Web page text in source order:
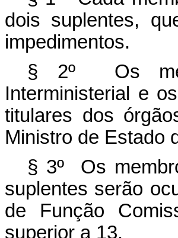
dois suplentes,
impedimentos.
§ 2º Os
Interministerial e
titulares dos
Ministro de Estado
§ 3º Os
suplentes serão
de Função
superior a 13.